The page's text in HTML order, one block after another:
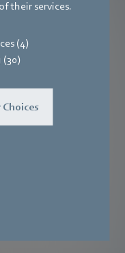
their services.
(4)